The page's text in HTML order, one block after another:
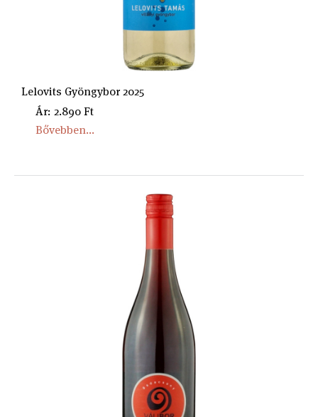
Lelovits Gyöngybor 2025
Ár: 2.890 Ft
Bővebben...